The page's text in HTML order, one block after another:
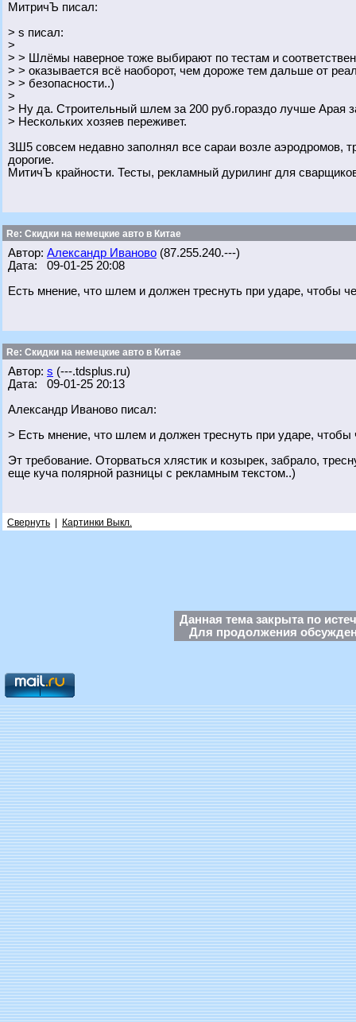
МитричЪ писал:
> s писал:
>
> > Шлёмы наверное тоже выбирают по тестам и
> > оказывается всё наоборот, чем дороже тем дальше от
> > безопасности..)
>
> Ну да. Строительный шлем за 200 руб.гораздо лучше Арая
> Нескольких хозяев переживет.
ЗШ5 совсем недавно заполнял все сараи возле аэродромов,
дорогие.
МитичЪ крайности. Тесты, рекламный дурилинг для
Re: Скидки на немецкие авто в Китае
Автор: Александр Иваново (87.255.240.---)
Дата: 09-01-25 20:08
Есть мнение, что шлем и должен треснуть при ударе, чтобы
Re: Скидки на немецкие авто в Китае
Автор: s (---.tdsplus.ru)
Дата: 09-01-25 20:13
Александр Иваново писал:
> Есть мнение, что шлем и должен треснуть при ударе, чтобы
Эт требование. Оторваться хлястик и козырек, забрало,
еще куча полярной разницы с рекламным текстом..)
Свернуть Картинки Выкл.
Данная тема закрыта по
Для продолжения